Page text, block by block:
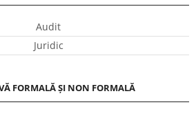
Audit
Juridic
FORMALĂ ȘI NON FORMALĂ